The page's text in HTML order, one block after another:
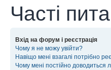
Часті
Вхід на форум і реєстрація
Чому я не можу увійти?
Навіщо мені взагалі потрібно
Чому мені постійно доводиться